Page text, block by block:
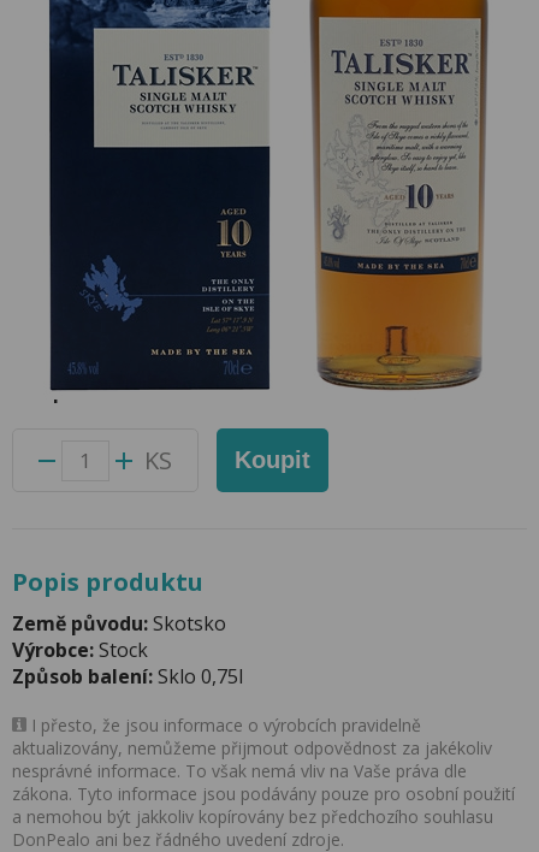
Whisky Talisker 10YO Single Malt 0,7l
Přidat do oblíbených produktů
Foto produktu se může od skutečnosti mírně lišit.
Balení:6 ks
Kód produktu:41038400
KS Koupit
Popis produktu
Země původu:Skotsko
Výrobce:Stock
Způsob balení:Sklo 0,75l
I přesto, že jsou informace o výrobcích pravidelně
aktualizovány, nemůžeme přijmout odpovědnost za jakékoliv
nesprávné informace. To však nemá vliv na Vaše práva dle
zákona. Tyto informace jsou podávány pouze pro osobní použití
a nemohou být jakkoliv kopírovány bez předchozího souhlasu
DonPealo ani bez řádného uvedení zdroje.